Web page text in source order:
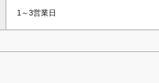
1～3営業日